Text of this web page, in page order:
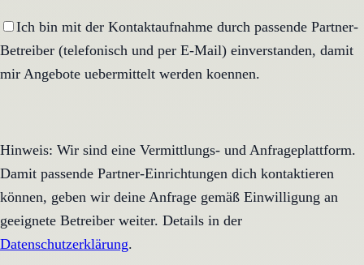
Ich bin mit der Kontaktaufnahme durch passende Partner-
Betreiber (telefonisch und per E-Mail) einverstanden, damit
mir Angebote uebermittelt werden koennen.
Hinweis: Wir sind eine Vermittlungs- und Anfrageplattform.
Damit passende Partner-Einrichtungen dich kontaktieren
können, geben wir deine Anfrage gemäß Einwilligung an
geeignete Betreiber weiter. Details in der
Datenschutzerklärung.